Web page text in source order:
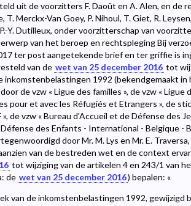
uit de voorzitters F. Daoût en A. Alen, en de
T. Merckx-Van Goey, P. Nihoul, T. Giet, R.
Y. Dutilleux, onder voorzitterschap van
van het beroep en rechtspleging Bij
ter post aangetekende brief en ter griffie is
van de wet van 25 december 2016 tot
inkomstenbelastingen 1992 (bekendgemaakt in
de vzw « Ligue des familles », de vzw « Ligue
pour et avec les Réfugiés et Etrangers », de
de vzw « Bureau d'Accueil et de Défense des
des Enfants - International - Belgique -
door Mr. M. Lys en Mr. E.
van de bestreden wet en de context
tot wijziging van de artikelen 4 en 243/1 van
de wet van 25 december 2016) bepalen: «
van de inkomstenbelastingen 1992, gewijzigd